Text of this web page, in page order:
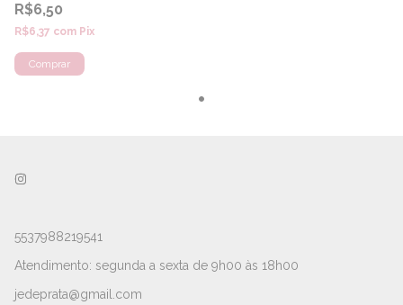
R$6,50
R$6,37 com Pix
5537988219541
Atendimento: segunda a sexta de 9h00 às 18h00
jedeprata@gmail.com